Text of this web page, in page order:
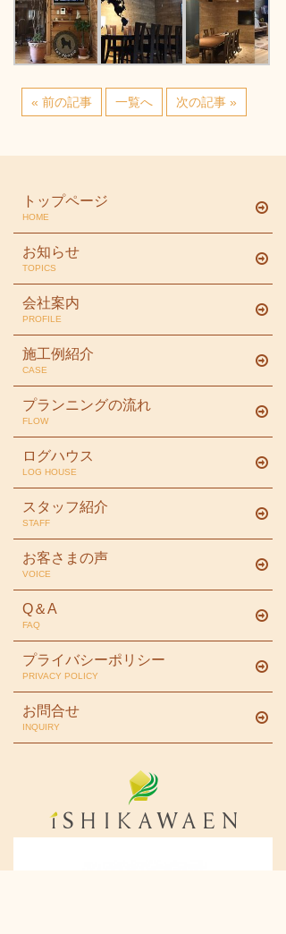
« 前の記事 一覧へ 次の記事 »
トップページ
HOME
お知らせ
TOPICS
会社案内
PROFILE
施工例紹介
CASE
プランニングの流れ
FLOW
ログハウス
LOG HOUSE
スタッフ紹介
STAFF
お客さまの声
VOICE
Q＆A
FAQ
プライバシーポリシー
PRIVACY POLICY
お問合せ
INQUIRY